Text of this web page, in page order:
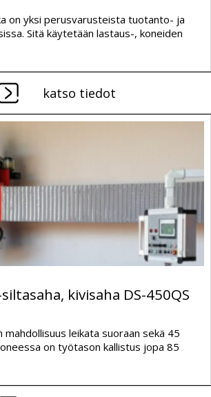
on yksi perusvarusteista tuotanto- ja
Sitä käytetään lastaus-, koneiden
katso tiedot
kivisaha DS-450QS
mahdollisuus leikata suoraan sekä 45
on työtason kallistus jopa 85